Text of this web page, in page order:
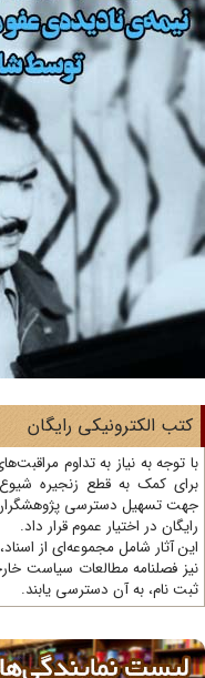
الکترونیکی رایگان
کمک به قطع زنجیره
تسهیل دسترسی پژوهشگران در
در اختیار عموم قرار داد.
آثار شامل مجموعه‌ای از
فصلنامه مطالعات سیاست
نام، به آن دسترسی یابند.